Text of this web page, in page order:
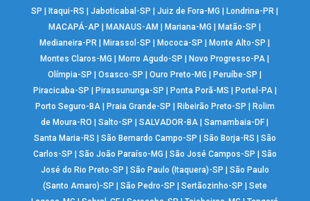
SP |Itaqui-RS |Jaboticabal-SP |Juiz de Fora-MG |Londrina-PR |
MACAPÁ-AP |MANAUS-AM |Mariana-MG |Matão-SP |
Medianeira-PR |Mirassol-SP |Mococa-SP |Monte Alto-SP |
Montes Claros-MG |Morro Agudo-SP |Novo Progresso-PA |
Olímpia-SP |Osasco-SP |Ouro Preto-MG |Peruíbe-SP |
Piracicaba-SP | Pirassununga-SP | Ponta Porã-MS | Portel-PA|
Porto Seguro-BA| Praia Grande-SP | Ribeirão Preto-SP | Rolim
de Moura-RO |Salto-SP |SALVADOR-BA |Samambaia-DF |
Santa Maria-RS | São Bernardo Campo-SP | São Borja-RS | São
Carlos-SP | São João Paraíso-MG | São José Campos-SP | São
José do Rio Preto-SP | São Paulo (Itaquera)-SP | São Paulo
(Santo Amaro)-SP | São Pedro-SP | Sertãozinho-SP | Sete